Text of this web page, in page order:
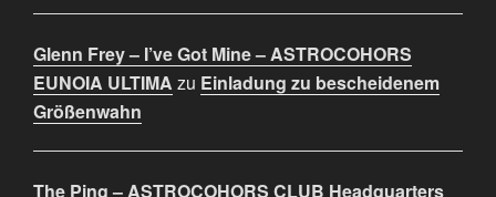
Glenn Frey – I’ve Got Mine – ASTROCOHORS
EUNOIA ULTIMA zu Einladung zu bescheidenem
Größenwahn
The Ping – ASTROCOHORS CLUB Headquarters